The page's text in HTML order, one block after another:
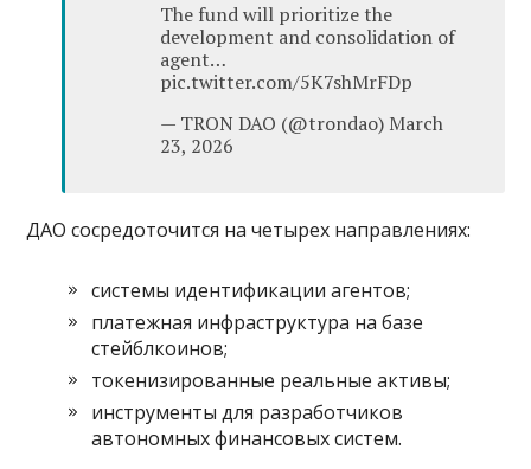
The fund will prioritize the
development and consolidation of
agent…
pic.twitter.com/5K7shMrFDp
— TRON DAO (@trondao) March
23, 2026
ДАО сосредоточится на четырех направлениях:
системы идентификации агентов;
платежная инфраструктура на базе
стейблкоинов;
токенизированные реальные активы;
инструменты для разработчиков
автономных финансовых систем.